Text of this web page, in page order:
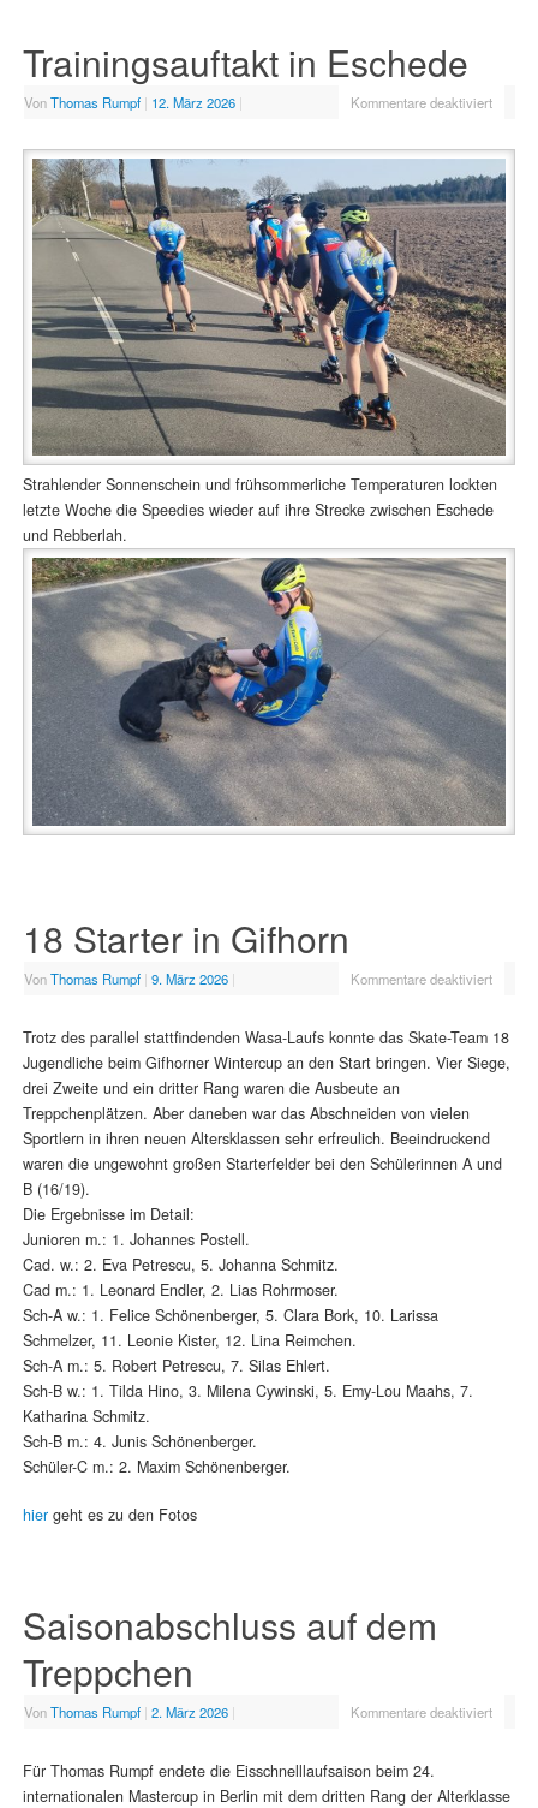
Trainingsauftakt in Eschede
VonThomas Rumpf | 12. März 2026 | Kommentare deaktiviert
Strahlender Sonnenschein und frühsommerliche Temperaturen lockten
letzte Woche die Speedies wieder auf ihre Strecke zwischen Eschede
und Rebberlah.
18 Starter in Gifhorn
VonThomas Rumpf | 9. März 2026 | Kommentare deaktiviert
Trotz des parallel stattfindenden Wasa-Laufs konnte das Skate-Team 18
Jugendliche beim Gifhorner Wintercup an den Start bringen. Vier Siege,
drei Zweite und ein dritter Rang waren die Ausbeute an
Treppchenplätzen. Aber daneben war das Abschneiden von vielen
Sportlern in ihren neuen Altersklassen sehr erfreulich. Beeindruckend
waren die ungewohnt großen Starterfelder bei den Schülerinnen A und
B (16/19).
Die Ergebnisse im Detail:
Junioren m.: 1. Johannes Postell.
Cad. w.: 2. Eva Petrescu, 5. Johanna Schmitz.
Cad m.: 1. Leonard Endler, 2. Lias Rohrmoser.
Sch-A w.: 1. Felice Schönenberger, 5. Clara Bork, 10. Larissa
Schmelzer, 11. Leonie Kister, 12. Lina Reimchen.
Sch-A m.: 5. Robert Petrescu, 7. Silas Ehlert.
Sch-B w.: 1. Tilda Hino, 3. Milena Cywinski, 5. Emy-Lou Maahs, 7.
Katharina Schmitz.
Sch-B m.: 4. Junis Schönenberger.
Schüler-C m.: 2. Maxim Schönenberger.
hiergeht es zu den Fotos
Saisonabschluss auf dem
Treppchen
VonThomas Rumpf | 2. März 2026 | Kommentare deaktiviert
Für Thomas Rumpf endete die Eisschnelllaufsaison beim 24.
internationalen Mastercup in Berlin mit dem dritten Rang der Alterklasse